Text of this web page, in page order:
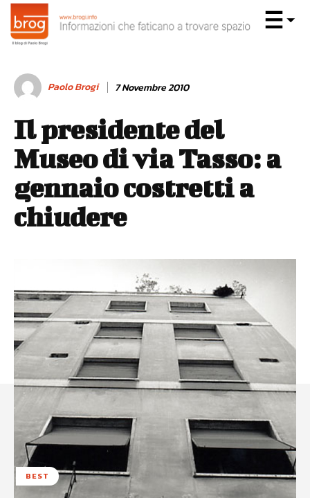
Paolo Brogi 7 Novembre 2010
Il presidente del
Museo di via Tasso: a
gennaio costretti a
chiudere
BEST